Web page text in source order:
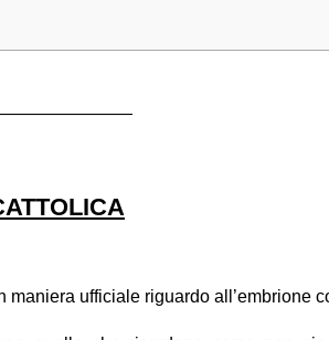
maniera ufficiale riguardo all’embrione